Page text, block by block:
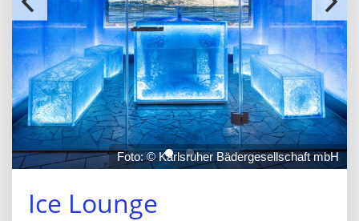
Foto: © Karlsruher Bädergesellschaft mbH
Ice Lounge